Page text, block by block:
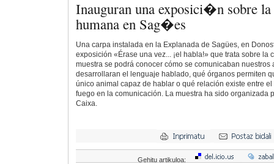
Inauguran una exposici�n sobre
humana en Sag�es
Una carpa instalada en la Explanada de Sagües, en
exposición «Érase una vez... ¡el habla!» que trata sobre la
muestra se podrá conocer cómo se comunicaban nuestros
desarrollaran el lenguaje hablado, qué órganos permiten
único animal capaz de hablar o qué relación existe entre
fuego en la comunicación. La muestra ha sido organizada
Caixa.
Gehitu artikuloa: